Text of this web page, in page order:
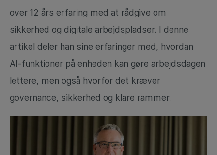
over 12 års erfaring med at rådgive om
sikkerhed og digitale arbejdspladser. I denne
artikel deler han sine erfaringer med, hvordan
AI-funktioner på enheden kan gøre arbejdsdagen
lettere, men også hvorfor det kræver
governance, sikkerhed og klare rammer.